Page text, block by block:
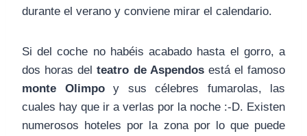
durante el verano y conviene mirar el calendario.
Si del coche no habéis acabado hasta el gorro, a
dos horas del teatro de Aspendosestá el famoso
monte Olimpoy sus célebres fumarolas, las
cuales hay que ir a verlas por la noche :-D. Existen
numerosos hoteles por la zona por lo que puede